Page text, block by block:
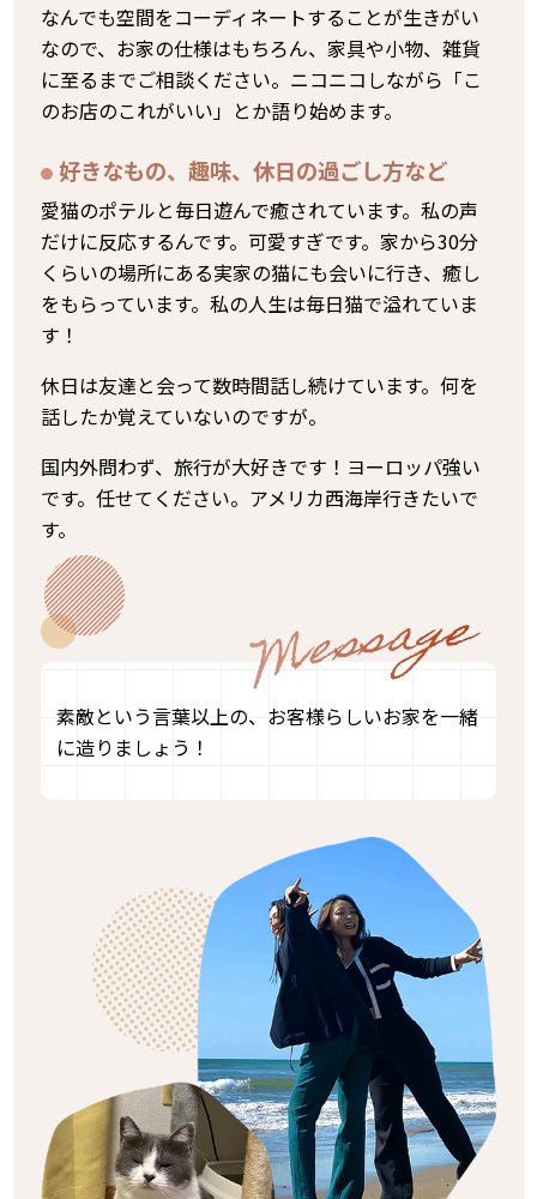
なんでも空間をコーディネートすることが生きがい
なので、お家の仕様はもちろん、家具や小物、雑貨
に至るまでご相談ください。ニコニコしながら「こ
のお店のこれがいい」とか語り始めます。
好きなもの、趣味、休日の過ごし方など
愛猫のポテルと毎日遊んで癒されています。私の声
だけに反応するんです。可愛すぎです。家から30分
くらいの場所にある実家の猫にも会いに行き、癒し
をもらっています。私の人生は毎日猫で溢れていま
す！
休日は友達と会って数時間話し続けています。何を
話したか覚えていないのですが。
国内外問わず、旅行が大好きです！ヨーロッパ強い
です。任せてください。アメリカ西海岸行きたいで
す。
素敵という言葉以上の、お客様らしいお家を一緒
に造りましょう！